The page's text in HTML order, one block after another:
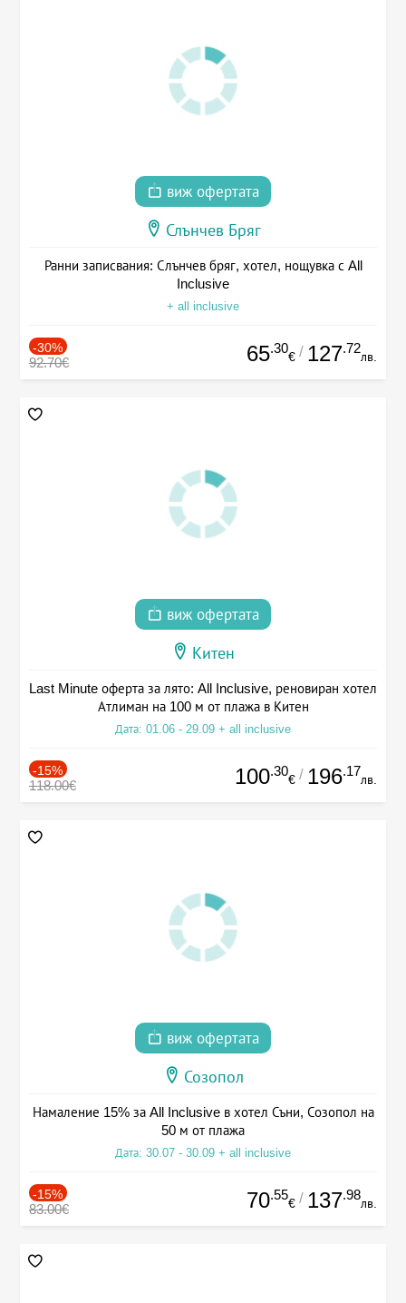
виж офертата
Слънчев Бряг
Ранни записвания: Слънчев бряг, хотел, нощувка с All
Inclusive
+ all inclusive
-30%
92.70€ 65.30
€ / 127.72
лв.
виж офертата
Китен
Last Minute оферта за лято: All Inclusive, реновиран хотел
Атлиман на 100 м от плажа в Китен
Дата: 01.06 - 29.09 + all inclusive
-15%
118.00€ 100.30
€ / 196.17
лв.
виж офертата
Созопол
Намаление 15% за All Inclusive в хотел Съни, Созопол на
50 м от плажа
Дата: 30.07 - 30.09 + all inclusive
-15%
83.00€ 70.55
€ / 137.98
лв.